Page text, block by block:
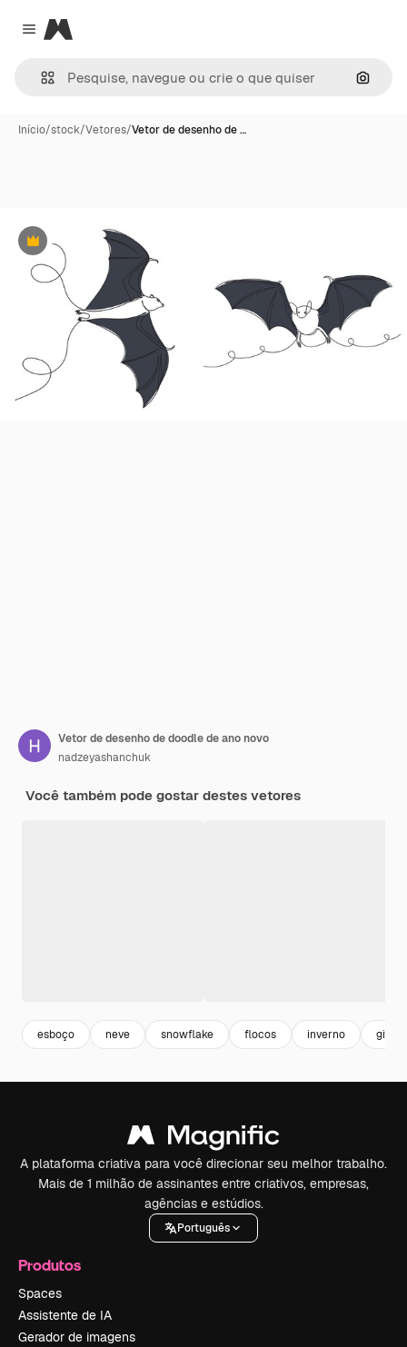
Close menu
Magnific
Início/stock/Vetores/Vetor de desenho de …
Premium
Vetor de desenho de doodle de ano novo
nadzeyashanchuk
Você também pode gostar destes vetores
esboço neve snowflake flocos inverno gift
A plataforma criativa para você direcionar seu melhor trabalho.
Mais de 1 milhão de assinantes entre criativos, empresas,
agências e estúdios.
Português
Produtos
Spaces
Assistente de IA
Gerador de imagens